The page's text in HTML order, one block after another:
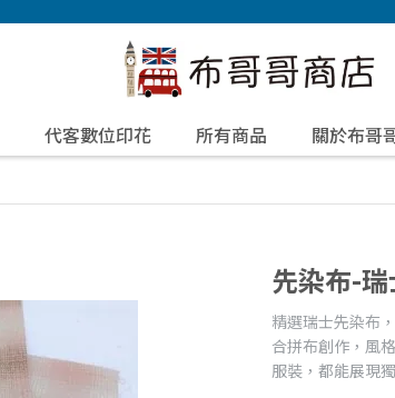
代客數位印花 所有商品 關於布哥
先染布-瑞
精選瑞士先染布
合拼布創作，風
服裝，都能展現